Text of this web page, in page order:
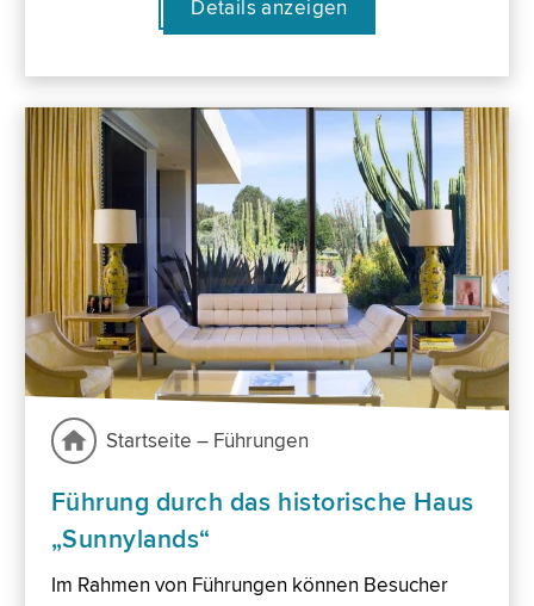
Details anzeigen
Startseite – Führungen
Führung durch das historische Haus
„Sunnylands“
Im Rahmen von Führungen können Besucher